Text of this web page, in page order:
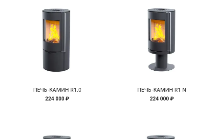
ПЕЧЬ-КАМИН R1.0
224 000 ₽
ПЕЧЬ-КАМИН R1 N
224 000 ₽